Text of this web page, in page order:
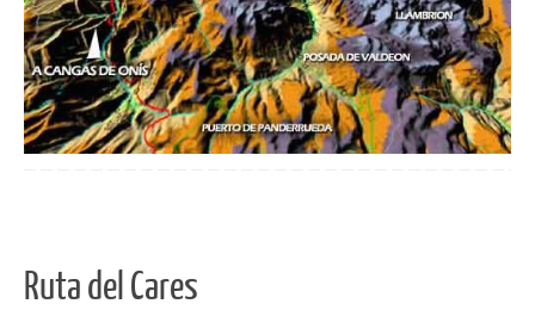
Ruta del Cares